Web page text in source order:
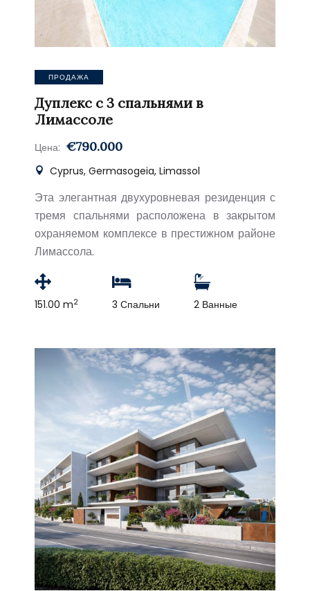
ПРОДАЖА
Дуплекс с 3 спальнями в
Лимассоле
Цена: €790.000
Cyprus, Germasogeia, Limassol
Эта элегантная двухуровневая резиденция с
тремя спальнями расположена в закрытом
охраняемом комплексе в престижном районе
Лимассола.
151.00 m2 3 Спальни 2 Ванные